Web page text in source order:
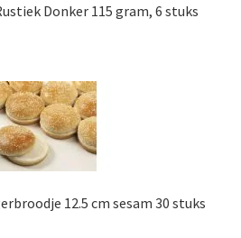
Donker 115 gram, 6 stuks
12.5 cm sesam 30 stuks